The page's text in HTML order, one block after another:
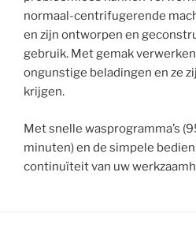
normaal-centrifugerende
en zijn ontworpen en
gebruik. Met gemak
ongunstige beladingen en ze
krijgen.
Met snelle wasprogramma’s
minuten) en de simpele
continuïteit van uw